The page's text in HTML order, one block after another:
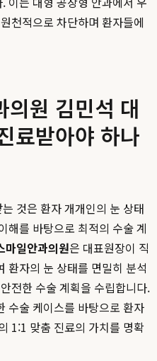
천적으로 차단하며 환자들에
의원 김민석 대
료받아야 하나
것은 환자 개개인의 눈 상태
해를 바탕으로 최적의 수술 계
마일안과의원은 대표원장이 직
환자의 눈 상태를 면밀히 분석
전한 수술 계획을 수립합니다.
수술 케이스를 바탕으로 환자
1:1 맞춤 진료의 가치를 명확